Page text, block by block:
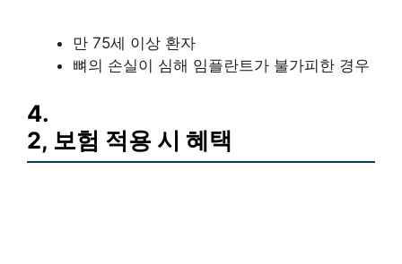
만 75세 이상 환자
뼈의 손실이 심해 임플란트가 불가피한 경우
4.
2, 보험 적용 시 혜택